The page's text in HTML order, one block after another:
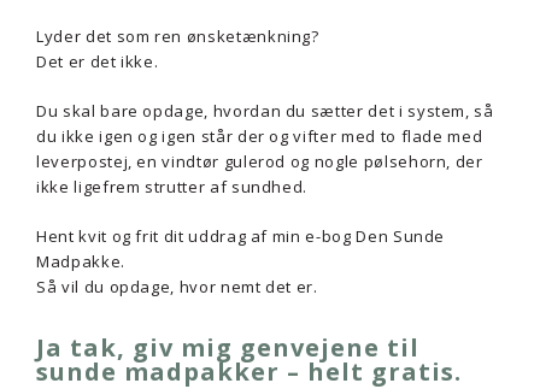
Lyder det som ren ønsketænkning?
Det er det ikke.
Du skal bare opdage, hvordan du sætter det i system, så
du ikke igen og igen står der og vifter med to flade med
leverpostej, en vindtør gulerod og nogle pølsehorn, der
ikke ligefrem strutter af sundhed.
Hent kvit og frit dit uddrag af min e-bog Den Sunde
Madpakke.
Så vil du opdage, hvor nemt det er.
Ja tak, giv mig genvejene til
sunde madpakker – helt gratis.